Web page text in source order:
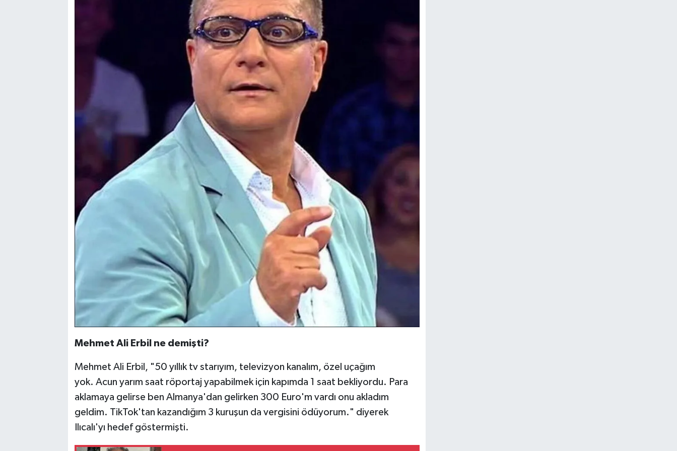
Mehmet Ali Erbil ne demişti?
Mehmet Ali Erbil, "50 yıllık tv starıyım, televizyon kanalım, özel uçağım
yok. Acun yarım saat röportaj yapabilmek için kapımda 1 saat bekliyordu. Para
aklamaya gelirse ben Almanya'dan gelirken 300 Euro'm vardı onu akladım
geldim. TikTok'tan kazandığım 3 kuruşun da vergisini ödüyorum." diyerek
Ilıcalı'yı hedef göstermişti.